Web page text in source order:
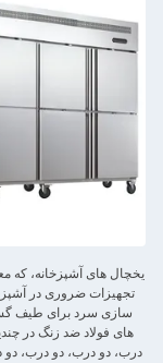
یخچال های آشپزخانه، که
تجهیزات ضروری در
سازی سرد برای طیف
های فولاد ضد زنگ در
درب، دو درب، دو درب،